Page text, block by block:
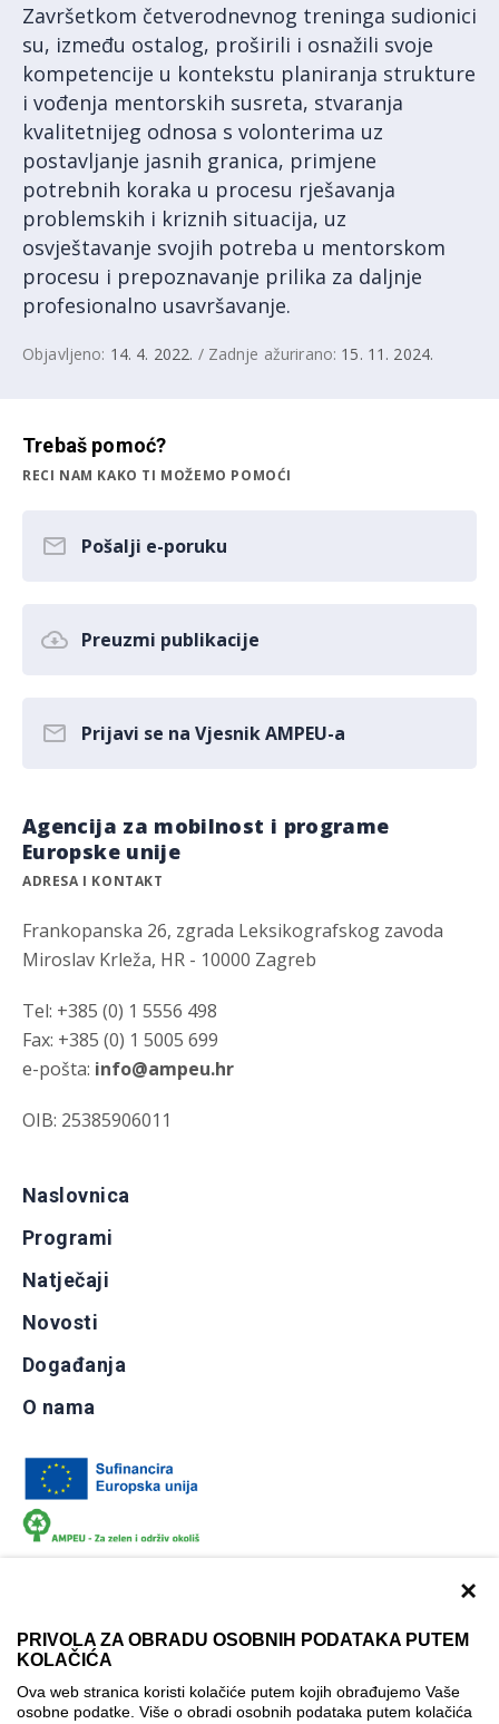
×
PRIVOLA ZA OBRADU OSOBNIH PODATAKA PUTEM
KOLAČIĆA
Ova web stranica koristi kolačiće putem kojih obrađujemo Vaše
osobne podatke. Više o obradi osobnih podataka putem kolačića
Završetkom četverodnevnog treninga sudionici
su, između ostalog, proširili i osnažili svoje
kompetencije u kontekstu planiranja strukture
i vođenja mentorskih susreta, stvaranja
kvalitetnijeg odnosa s volonterima uz
postavljanje jasnih granica, primjene
potrebnih koraka u procesu rješavanja
problemskih i kriznih situacija, uz
osvještavanje svojih potreba u mentorskom
procesu i prepoznavanje prilika za daljnje
profesionalno usavršavanje.
Objavljeno: 14. 4. 2022. / Zadnje ažurirano: 15. 11. 2024.
Trebaš pomoć?
RECI NAM KAKO TI MOŽEMO POMOĆI
Pošalji e-poruku
Preuzmi publikacije
Prijavi se na Vjesnik AMPEU-a
Agencija za mobilnost i programe
Europske unije
ADRESA I KONTAKT
Frankopanska 26, zgrada Leksikografskog zavoda
Miroslav Krleža, HR - 10000 Zagreb
Tel: +385 (0) 1 5556 498
Fax: +385 (0) 1 5005 699
e-pošta: info@ampeu.hr
OIB: 25385906011
Naslovnica
Programi
Natječaji
Novosti
Događanja
O nama
Izjava o pristupačnosti